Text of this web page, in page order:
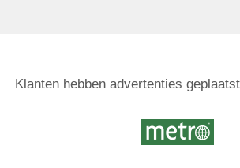
Klanten hebben advertenties